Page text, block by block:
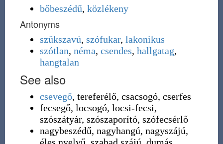
bőbeszédű, közlékeny
Antonyms
szűkszavú, szófukar, lakonikus
szótlan, néma, csendes, hallgatag,
hangtalan
See also
csevegő, tereferélő, csacsogó, cserfes
fecsegő, locsogó, locsi-fecsi,
szószátyár, szószaporító, szófecsérlő
nagybeszédű, nagyhangú, nagyszájú,